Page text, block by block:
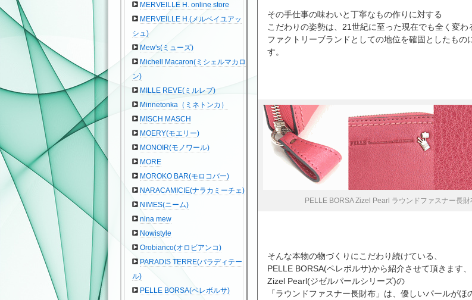
その手仕事の味わいと丁寧なもの作りに対する
こだわりの姿勢は、21世紀に至った現在でも全く変わ
ファクトリーブランドとしての地位を確固としたもの
す。
PELLE BORSA Zizel Pearl ラウンドファスナー長財
そんな本物の物づくりにこだわり続けている、
PELLE BORSA(ペレボルサ)から紹介させて頂きます、
Zizel Pearl(ジゼルパールシリーズ)の
「ラウンドファスナー長財布」は、優しいパールがほ
MERVEILLE H. online store
MERVEILLE H.(メルベイユアッ
シュ)
Mew's(ミューズ)
Michell Macaron(ミシェルマカロ
ン)
MILLE REVE(ミルレブ)
Minnetonka（ミネトンカ）
MISCH MASCH
MOERY(モエリー)
MONOIR(モノワール)
MORE
MOROKO BAR(モロコバー)
NARACAMICIE(ナラカミーチェ)
NIMES(ニーム)
nina mew
Nowistyle
Orobianco(オロビアンコ)
PARADIS TERRE(パラディテー
ル)
PELLE BORSA(ペレボルサ)